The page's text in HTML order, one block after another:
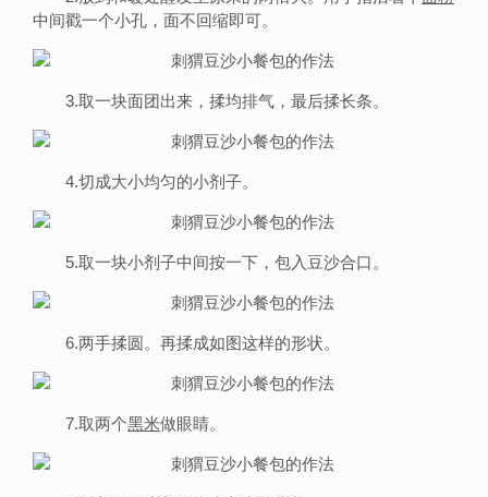
中间戳一个小孔，面不回缩即可。
3.取一块面团出来，揉均排气，最后揉长条。
4.切成大小均匀的小剂子。
5.取一块小剂子中间按一下，包入豆沙合口。
6.两手揉圆。再揉成如图这样的形状。
7.取两个黑米做眼睛。